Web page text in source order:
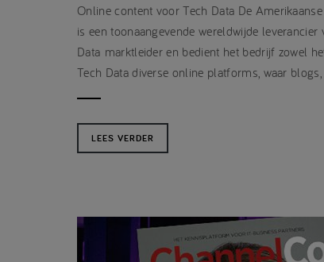
Online content voor Tech Data De
is een toonaangevende wereldwijde
Data marktleider en bedient het bedrijf zowel
Tech Data diverse online platforms, waar
LEES VERDER